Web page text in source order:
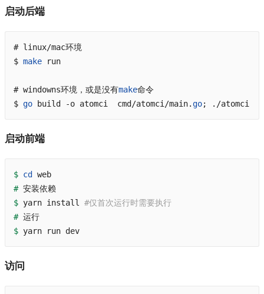
启动后端
# linux/mac环境
$ make run
# windowns环境，或是没有make命令
$ go build -o atomci  cmd/atomci/main.go; ./atomci
启动前端
$ cd
web
# 安装依赖
$ yarn install #仅首次运行时需要执行
# 运行
$ yarn run dev
访问